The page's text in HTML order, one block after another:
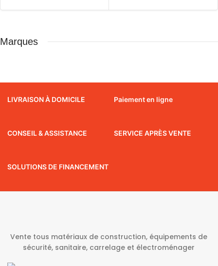
Marques
LIVRAISON À DOMICILE Paiement en ligne
CONSEIL & ASSISTANCE SERVICE APRÈS VENTE
SOLUTIONS DE FINANCEMENT
Vente tous matériaux de construction, équipements de
sécurité, sanitaire, carrelage et électroménager